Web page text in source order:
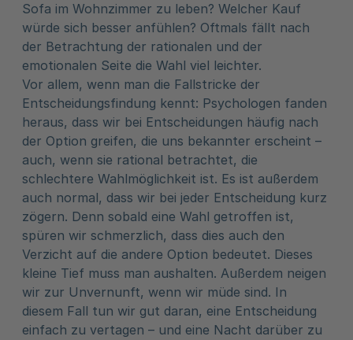
Sofa im Wohnzimmer zu leben? Welcher Kauf
würde sich besser anfühlen? Oftmals fällt nach
der Betrachtung der rationalen und der
emotionalen Seite die Wahl viel leichter.
Vor allem, wenn man die Fallstricke der
Entscheidungsfindung kennt: Psychologen fanden
heraus, dass wir bei Entscheidungen häufig nach
der Option greifen, die uns bekannter erscheint –
auch, wenn sie rational betrachtet, die
schlechtere Wahlmöglichkeit ist. Es ist außerdem
auch normal, dass wir bei jeder Entscheidung kurz
zögern. Denn sobald eine Wahl getroffen ist,
spüren wir schmerzlich, dass dies auch den
Verzicht auf die andere Option bedeutet. Dieses
kleine Tief muss man aushalten. Außerdem neigen
wir zur Unvernunft, wenn wir müde sind. In
diesem Fall tun wir gut daran, eine Entscheidung
einfach zu vertagen – und eine Nacht darüber zu